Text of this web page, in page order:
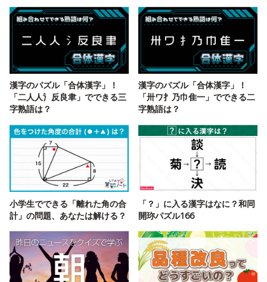
漢字のパズル「合体漢字」！
「二人人氵反良聿」でできる三
字熟語は？
漢字のパズル「合体漢字」！
「卅ワ扌乃巾隹一」でできる二
字熟語は？
小学生でできる「離れた角の合
計」の問題、あなたは解ける？
「？」に入る漢字はなに？和同
開珎パズル166